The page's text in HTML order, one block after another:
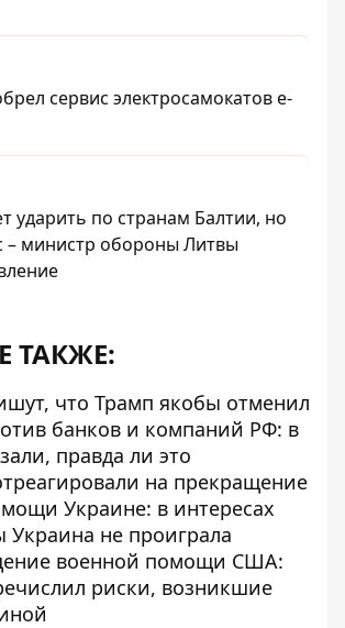
сервис электросамокатов e-
ударить по странам Балтии, но
– министр обороны Литвы
ТАКЖЕ:
что Трамп якобы отменил
банков и компаний РФ: в
правда ли это
на прекращение
Украине: в интересах
не проиграла
военной помощи США:
риски, возникшие